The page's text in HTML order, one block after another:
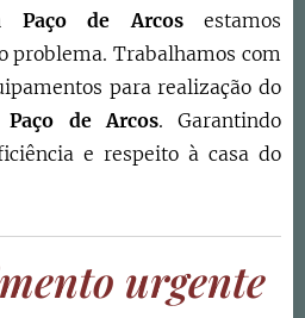
Paço de Arcosestamos
problema. Trabalhamos com
para realização do
Paço de Arcos. Garantindo
e respeito à casa do
urgente